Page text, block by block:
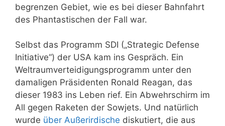
begrenzen Gebiet, wie es bei dieser Bahnfahrt
des Phantastischen der Fall war.
Selbst das Programm SDI („Strategic Defense
Initiative“) der USA kam ins Gespräch. Ein
Weltraumverteidigungsprogramm unter den
damaligen Präsidenten Ronald Reagan, das
dieser 1983 ins Leben rief. Ein Abwehrschirm im
All gegen Raketen der Sowjets. Und natürlich
wurde über Außerirdische diskutiert, die aus